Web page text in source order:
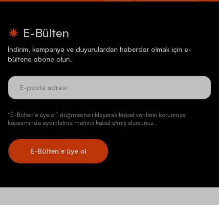
E-Bülten
İndirim, kampanya ve duyurulardan haberdar olmak için e-
bültene abone olun.
“E-Bülten’e üye ol” düğmesine tıklayarak kişisel verilerin korunması
kapsamında aydınlatma metnini kabul etmiş olursunuz.
E-Bülten’e üye ol